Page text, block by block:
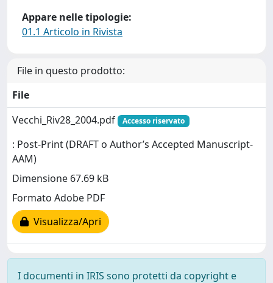
Appare nelle tipologie:
01.1 Articolo in Rivista
File in questo prodotto:
File
Vecchi_Riv28_2004.pdf
Accesso riservato
: Post-Print (DRAFT o Author’s Accepted Manuscript-
AAM)
Dimensione 67.69 kB
Formato Adobe PDF
Visualizza/Apri
I documenti in IRIS sono protetti da copyright e